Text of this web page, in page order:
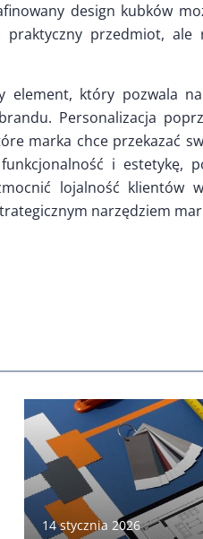
design kubków
przedmiot, ale
element, który pozwala
Personalizacja
marka chce przekazać
i estetykę,
lojalność klientów
narzędziem
14 stycznia 2026